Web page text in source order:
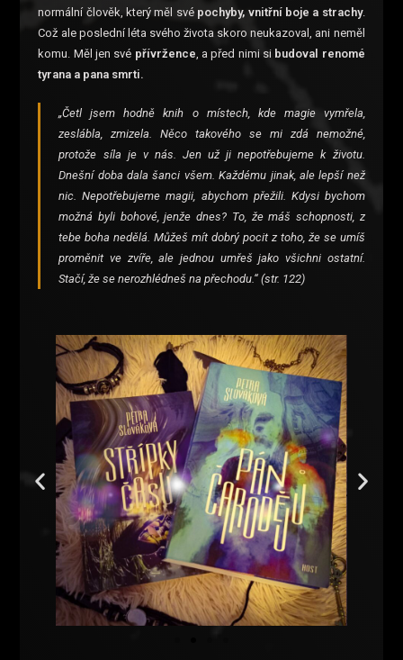
normální člověk, který měl své pochyby, vnitřní boje a strachy.
Což ale poslední léta svého života skoro neukazoval, ani neměl
komu. Měl jen své přívržence, a před nimi si budoval renomé
tyrana a pana smrti.
„Četl jsem hodně knih o místech, kde magie vymřela,
zeslábla, zmizela. Něco takového se mi zdá nemožné,
protože síla je v nás. Jen už ji nepotřebujeme k životu.
Dnešní doba dala šanci všem. Každému jinak, ale lepší než
nic. Nepotřebujeme magii, abychom přežili. Kdysi bychom
možná byli bohové, jenže dnes? To, že máš schopnosti, z
tebe boha nedělá. Můžeš mít dobrý pocit z toho, že se umíš
proměnit ve zvíře, ale jednou umřeš jako všichni ostatní.
Stačí, že se nerozhlédneš na přechodu.“ (str. 122)